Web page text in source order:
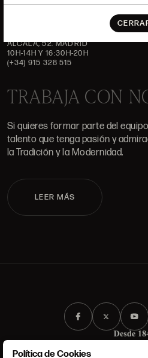
DÓNDE
ALCALÁ, 52. MADRID
10H-14H Y 16:30H-20H
(+34) 915 328 515
TRABAJA CON
Si quieres formar parte del
talento que tenga pasión y
la Tradición y la Modernidad.
LEER MÁS
Política de Cookies